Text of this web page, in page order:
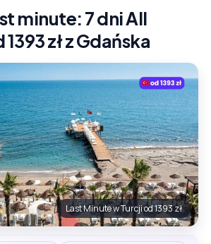
minute: 7 dni All
zł z Gdańska
Last Minute w Turcji od 1393 zł